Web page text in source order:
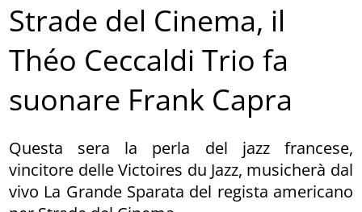
Strade del Cinema, il
Théo Ceccaldi Trio fa
suonare Frank Capra
Questa sera la perla del jazz francese,
vincitore delle Victoires du Jazz, musicherà dal
vivo La Grande Sparata del regista americano